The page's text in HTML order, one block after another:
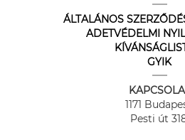
ÁLTALÁNOS
ADETVÉDELMI
GYIK
1171
Pesti út